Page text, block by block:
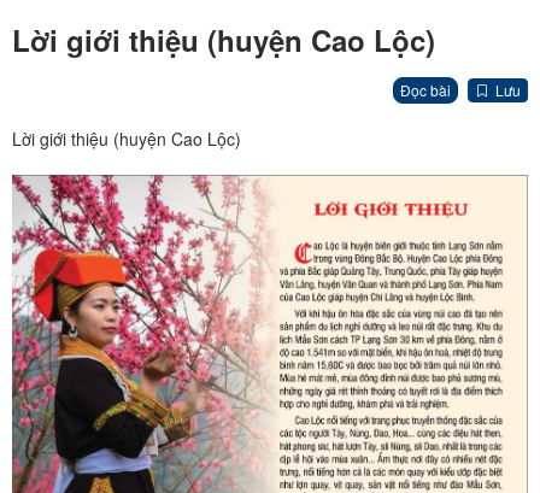
Lời giới thiệu (huyện Cao Lộc)
Đọc bài Lưu
Lời giới thiệu (huyện Cao Lộc)